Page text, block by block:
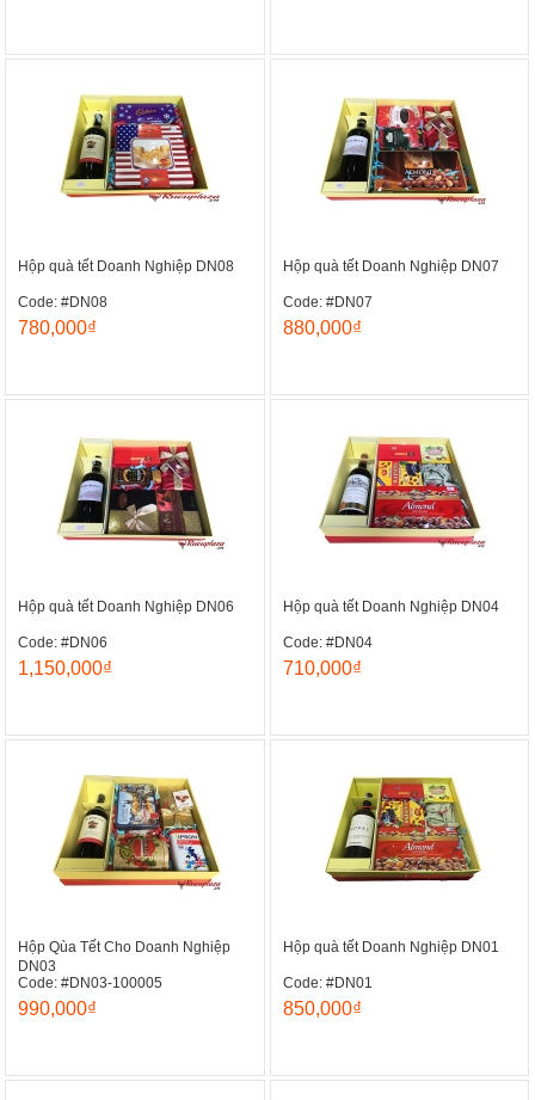
Hộp quà tết Doanh Nghiệp DN08
Code: #DN08
780,000₫
Hộp quà tết Doanh Nghiệp DN07
Code: #DN07
880,000₫
Hộp quà tết Doanh Nghiệp DN06
Code: #DN06
1,150,000₫
Hộp quà tết Doanh Nghiệp DN04
Code: #DN04
710,000₫
Hộp Qùa Tết Cho Doanh Nghiệp
DN03
Code: #DN03-100005
990,000₫
Hộp quà tết Doanh Nghiệp DN01
Code: #DN01
850,000₫